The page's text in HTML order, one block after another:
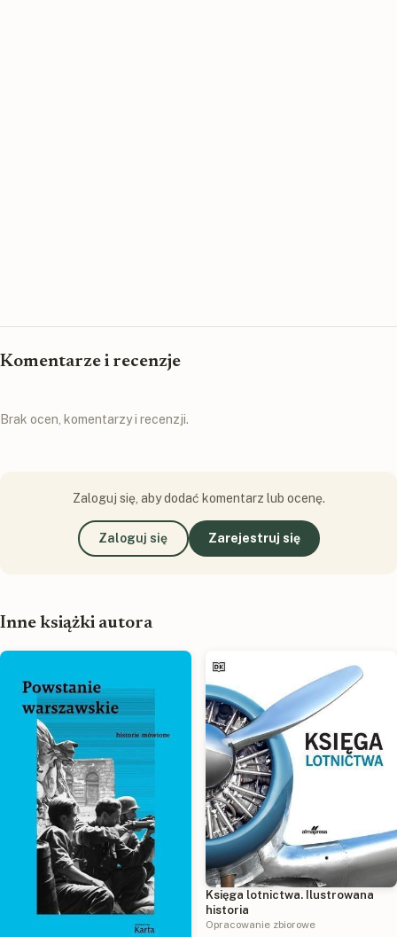
Komentarze i recenzje
Brak ocen, komentarzy i recenzji.
Zaloguj się, aby dodać komentarz lub ocenę.
Zaloguj się Zarejestruj się
Inne książki autora
Księga lotnictwa. Ilustrowana
historia
Opracowanie zbiorowe